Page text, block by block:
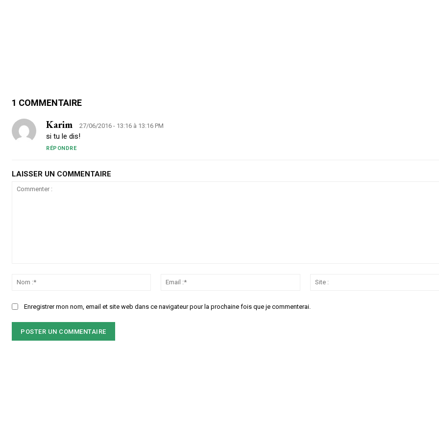
1 COMMENTAIRE
Karim 27/06/2016 - 13:16 à 13:16 PM
si tu le dis!
RÉPONDRE
LAISSER UN COMMENTAIRE
Nom
Email
Enregistrer mon nom, email et site web dans ce navigateur pour la prochaine fois que je commenterai.